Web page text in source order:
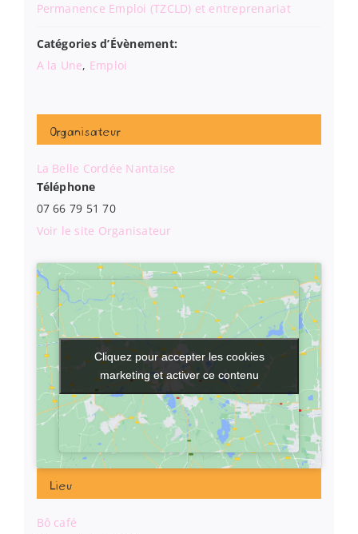
Permanence Emploi (TZCLD) et entreprenariat
Catégories d’Évènement:
A la Une, Emploi
Organisateur
La Belle Cordée Nantaise
Téléphone
07 66 79 51 70
Voir le site Organisateur
Lieu
Bô café
Cliquez pour accepter les cookies
marketing et activer ce contenu
Cliquez pour accepter les cookies
marketing et activer ce contenu